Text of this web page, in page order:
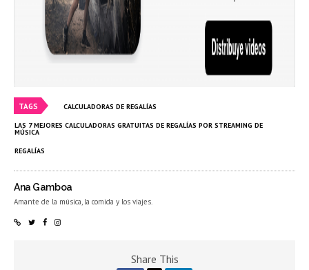
TAGS CALCULADORAS DE REGALÍAS
LAS 7 MEJORES CALCULADORAS GRATUITAS DE REGALÍAS POR STREAMING DE
MÚSICA
REGALÍAS
Ana Gamboa
Amante de la música, la comida y los viajes.
Share This